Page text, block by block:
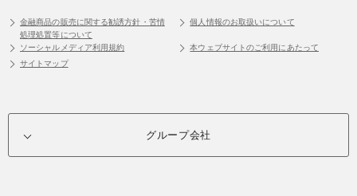
金融商品の販売に関する勧誘方針・苦情
処理処置等について
個人情報のお取扱いについて
ソーシャルメディア利用規約
本ウェブサイトのご利用にあたって
サイトマップ
グループ会社